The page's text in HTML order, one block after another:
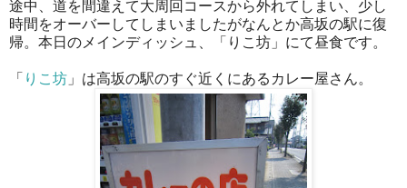
途中、道を間違えて大周回コースから外れてしまい、少し
時間をオーバーしてしまいましたがなんとか高坂の駅に復
帰。本日のメインディッシュ、「りこ坊」にて昼食です。
「 りこ坊 」は高坂の駅のすぐ近くにあるカレー屋さん。